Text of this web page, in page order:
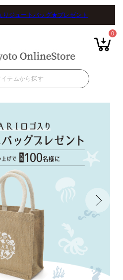
りジュートバッグ★プレゼント
0